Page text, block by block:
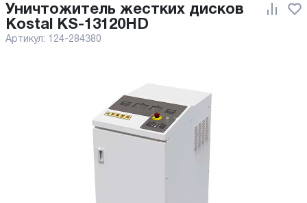
Уничтожитель жестких дисков
Kostal KS-13120HD
Артикул: 124-284380